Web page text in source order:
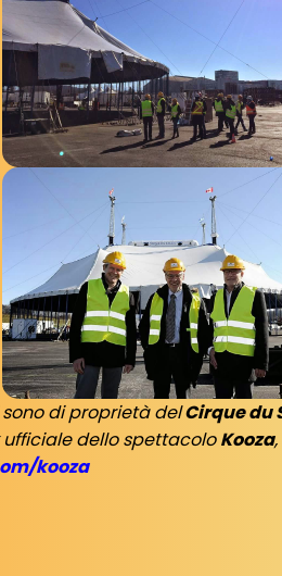
di proprietà delCirque du
dello spettacoloKooza
kooza